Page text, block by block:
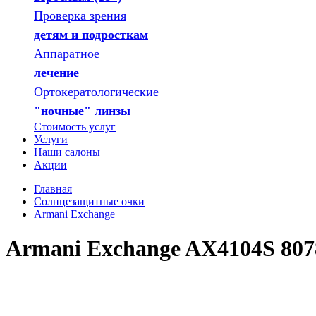
Проверка зрения
детям и подросткам
Аппаратное
лечение
Ортокератологические
"ночные" линзы
Стоимость услуг
Услуги
Наши салоны
Акции
Главная
Солнцезащитные очки
Armani Exchange
Armani Exchange AX4104S